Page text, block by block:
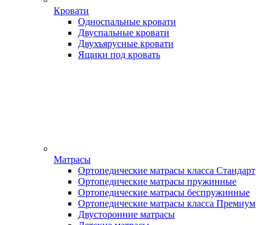
Кровати
Односпальные кровати
Двуспальные кровати
Двухъярусные кровати
Ящики под кровать
Матрасы
Ортопедические матрасы класса Стандарт
Ортопедические матрасы пружинные
Ортопедические матрасы беспружинные
Ортопедические матрасы класса Премиум
Двусторонние матрасы